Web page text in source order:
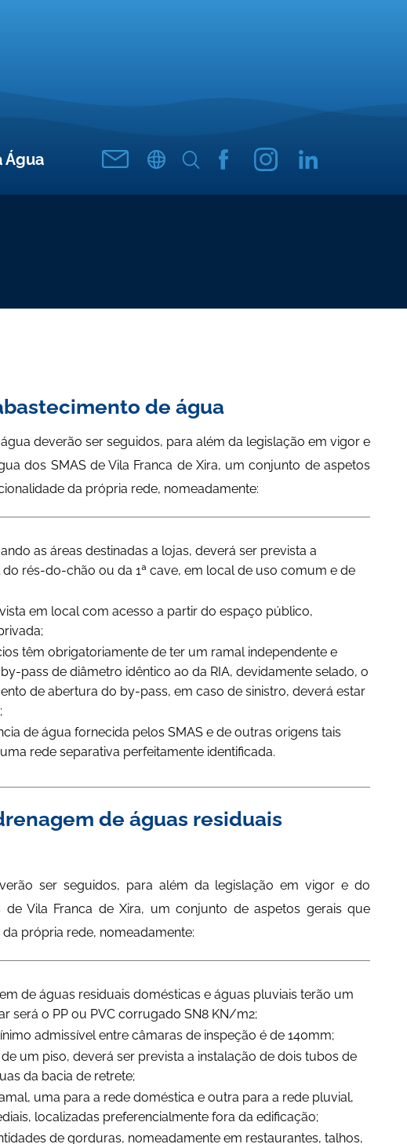
Água
de água
deverão ser seguidos, para além da legislação em vigor e
dos SMAS de Vila Franca de Xira, um conjunto de aspetos
da própria rede, nomeadamente:
as áreas destinadas a lojas, deverá ser prevista a
rés-do-chão ou da 1ª cave, em local de uso comum e de
em local com acesso a partir do espaço público,
têm obrigatoriamente de ter um ramal independente e
pass de diâmetro idêntico ao da RIA, devidamente selado, o
de abertura do by-pass, em caso de sinistro, deverá estar
de água fornecida pelos SMAS e de outras origens tais
rede separativa perfeitamente identificada.
de águas residuais
ser seguidos, para além da legislação em vigor e do
de Vila Franca de Xira, um conjunto de aspetos gerais que
própria rede, nomeadamente:
de águas residuais domésticas e águas pluviais terão um
será o PP ou PVC corrugado SN8 KN/m2;
admissível entre câmaras de inspeção é de 140mm;
um piso, deverá ser prevista a instalação de dois tubos de
da bacia de retrete;
uma para a rede doméstica e outra para a rede pluvial,
localizadas preferencialmente fora da edificação;
de gorduras, nomeadamente em restaurantes, talhos,